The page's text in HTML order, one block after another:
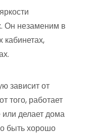
Он незаменим в
зависит от
того, работает
или делает дома
быть хорошо